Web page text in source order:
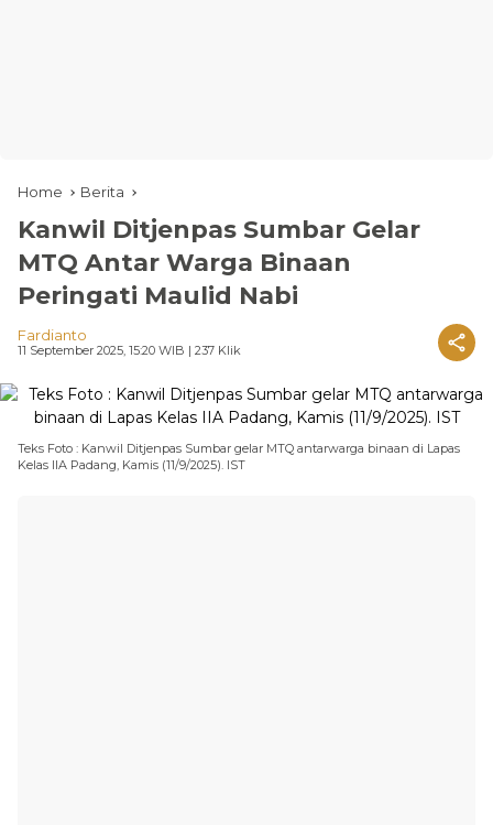
Home Berita
Kanwil Ditjenpas Sumbar Gelar
MTQ Antar Warga Binaan
Peringati Maulid Nabi
Fardianto
11 September 2025, 15:20 WIB | 237 Klik
Teks Foto : Kanwil Ditjenpas Sumbar gelar MTQ antarwarga binaan di Lapas
Kelas IIA Padang, Kamis (11/9/2025). IST